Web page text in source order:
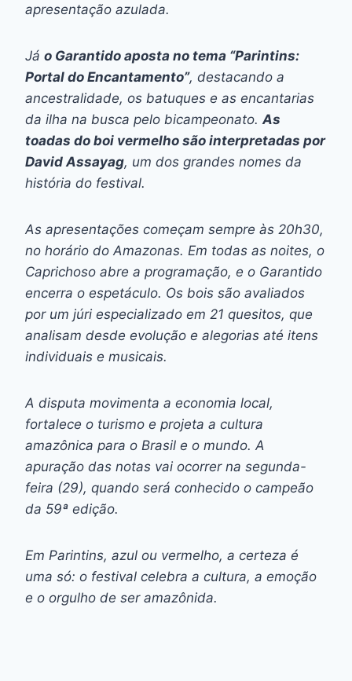
apresentação azulada.
Já o Garantido aposta no tema “Parintins:
Portal do Encantamento”, destacando a
ancestralidade, os batuques e as encantarias
da ilha na busca pelo bicampeonato. As
toadas do boi vermelho são interpretadas por
David Assayag, um dos grandes nomes da
história do festival.
As apresentações começam sempre às 20h30,
no horário do Amazonas. Em todas as noites, o
Caprichoso abre a programação, e o Garantido
encerra o espetáculo. Os bois são avaliados
por um júri especializado em 21 quesitos, que
analisam desde evolução e alegorias até itens
individuais e musicais.
A disputa movimenta a economia local,
fortalece o turismo e projeta a cultura
amazônica para o Brasil e o mundo. A
apuração das notas vai ocorrer na segunda-
feira (29), quando será conhecido o campeão
da 59ª edição.
Em Parintins, azul ou vermelho, a certeza é
uma só: o festival celebra a cultura, a emoção
e o orgulho de ser amazônida.